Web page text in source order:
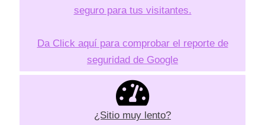
seguro para tus visitantes.
Da Click aquí para comprobar el reporte de
seguridad de Google
¿Sitio muy lento?